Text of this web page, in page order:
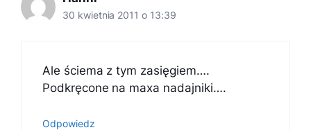
30 kwietnia 2011 o 13:39
Ale ściema z tym zasięgiem….
Podkręcone na maxa nadajniki….
Odpowiedz